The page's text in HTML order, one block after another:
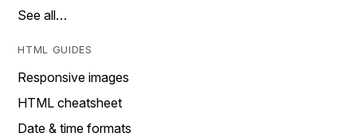
See all…
HTML GUIDES
Responsive images
HTML cheatsheet
Date & time formats